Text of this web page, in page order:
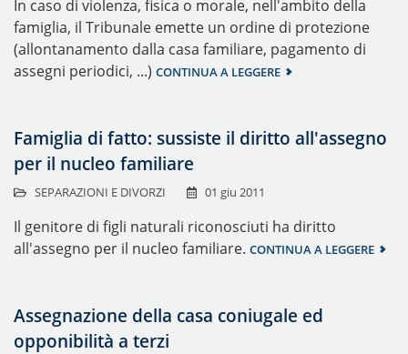
In caso di violenza, fisica o morale, nell'ambito della
famiglia, il Tribunale emette un ordine di protezione
(allontanamento dalla casa familiare, pagamento di
assegni periodici, ...) CONTINUA A LEGGERE
Famiglia di fatto: sussiste il diritto all'assegno
per il nucleo familiare
SEPARAZIONI E DIVORZI 01 giu 2011
Il genitore di figli naturali riconosciuti ha diritto
all'assegno per il nucleo familiare. CONTINUA A LEGGERE
Assegnazione della casa coniugale ed
opponibilità a terzi